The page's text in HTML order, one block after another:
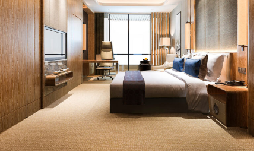
ΠΕΡΙΣΣΟΤΕΡΑ